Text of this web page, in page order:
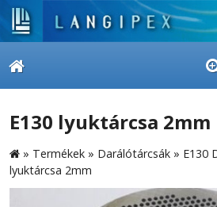
E130 lyuktárcsa 2mm
» Termékek » Darálótárcsák » E130
lyuktárcsa 2mm